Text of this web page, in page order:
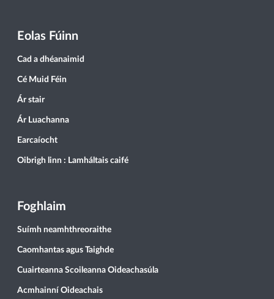
Eolas Fúinn
Cad a dhéanaimid
Cé Muid Féin
Ár stair
Ár Luachanna
Earcaíocht
Oibrigh linn : Lamháltais caifé
Foghlaim
Suímh neamhthreoraithe
Caomhantas agus Taighde
Cuairteanna Scoileanna Oideachasúla
Acmhainní Oideachais